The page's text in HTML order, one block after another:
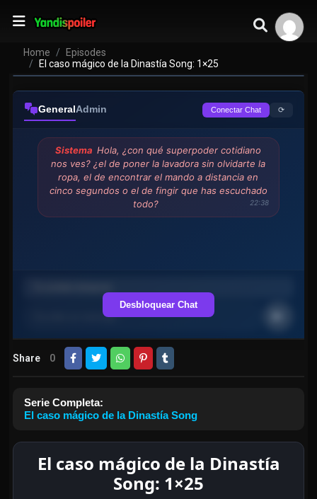
Home
Episodes
El caso mágico de la Dinastía Song: 1×25
GeneralAdmin Conectar Chat ⟳
Sistema Hola, ¿con qué superpoder cotidiano
nos ves? ¿el de poner la lavadora sin olvidarte la
ropa, el de encontrar el mando a distancia en
cinco segundos o el de fingir que has escuchado
todo?
22:38
Desbloquear Chat
Share 0
Serie Completa:
El caso mágico de la Dinastía Song
El caso mágico de la Dinastía
Song: 1×25